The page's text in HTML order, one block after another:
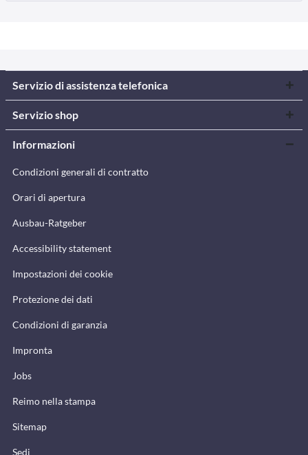
Servizio di assistenza telefonica
Servizio shop
Informazioni
Condizioni generali di contratto
Orari di apertura
Ausbau-Ratgeber
Accessibility statement
Impostazioni dei cookie
Protezione dei dati
Condizioni di garanzia
Impronta
Jobs
Reimo nella stampa
Sitemap
Sedi